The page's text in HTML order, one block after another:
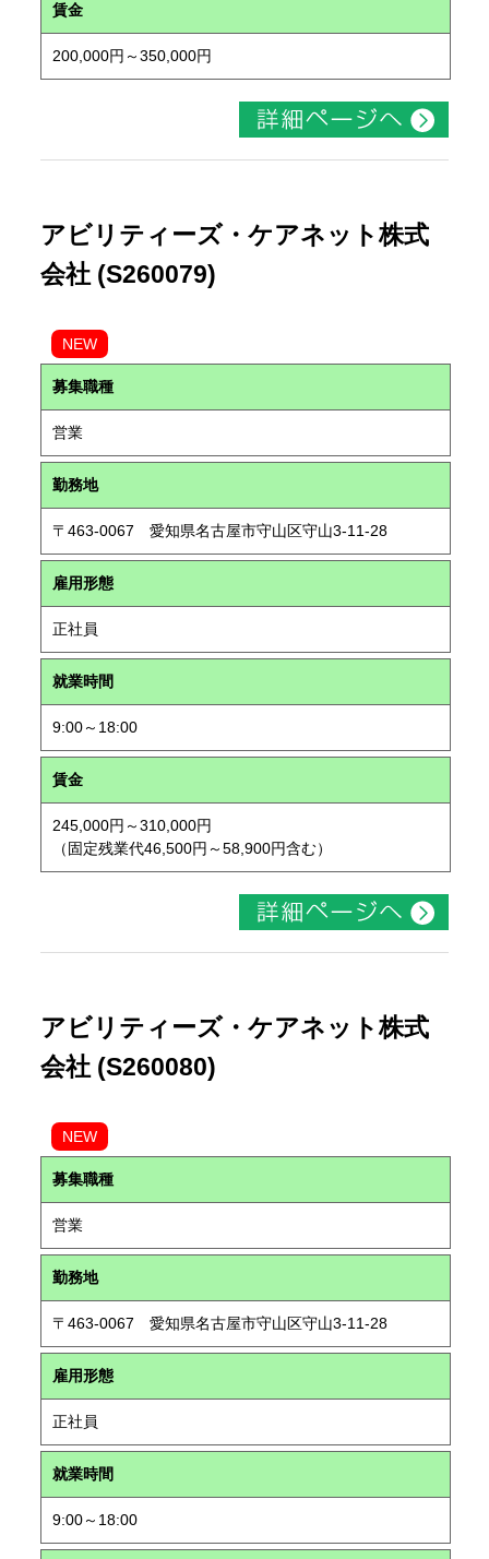
賃金
200,000円～350,000円
アビリティーズ・ケアネット株式
会社 (S260079)
NEW
募集職種
営業
勤務地
〒463-0067 愛知県名古屋市守山区守山3-11-28
雇用形態
正社員
就業時間
9:00～18:00
賃金
245,000円～310,000円
（固定残業代46,500円～58,900円含む）
アビリティーズ・ケアネット株式
会社 (S260080)
NEW
募集職種
営業
勤務地
〒463-0067 愛知県名古屋市守山区守山3-11-28
雇用形態
正社員
就業時間
9:00～18:00